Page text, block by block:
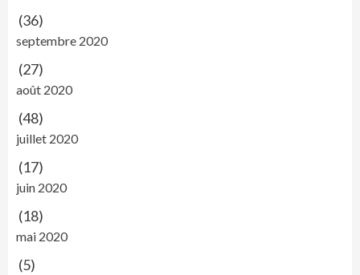
(36)
septembre 2020
(27)
août 2020
(48)
juillet 2020
(17)
juin 2020
(18)
mai 2020
(5)